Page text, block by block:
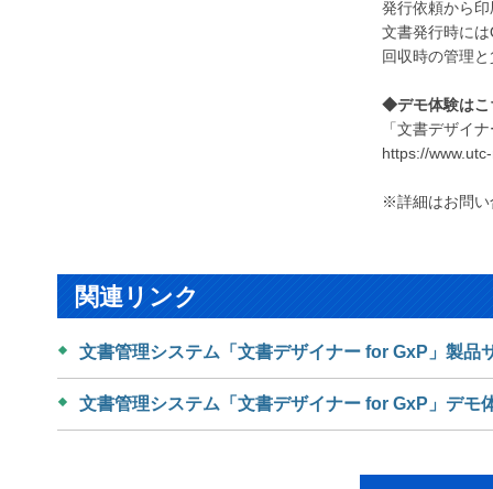
発行依頼から
文書発行時に
回収時の管理
◆デモ体験はこ
「文書デザイ
https://
※詳細はお問い
関連リンク
文書管理システム「文書デザイナー for GxP」製品
文書管理システム「文書デザイナー for GxP」デモ